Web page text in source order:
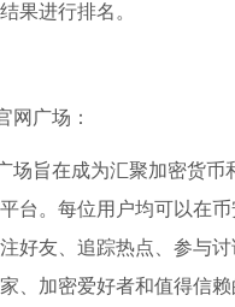
果进行排名。
网广场：
场旨在成为汇聚加密货币
台。每位用户均可以在
好友、追踪热点、参与
、加密爱好者和值得信